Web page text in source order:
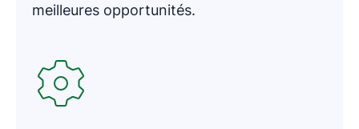
meilleures opportunités.